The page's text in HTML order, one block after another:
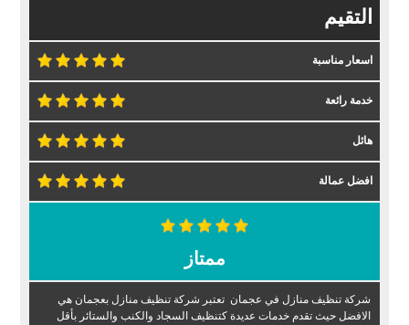
التقيم
اسعار مناسبة
خدمة رائعة
هائل
افضل عمالة
ممتاز
شركة تنظيف منازل في عجمان تعتبر شركة تنظيف منازل بعجمان هي
الافضل حيث تقدم خدمات عديدة كتنظيف السجاد والكنب والستائر بأقل